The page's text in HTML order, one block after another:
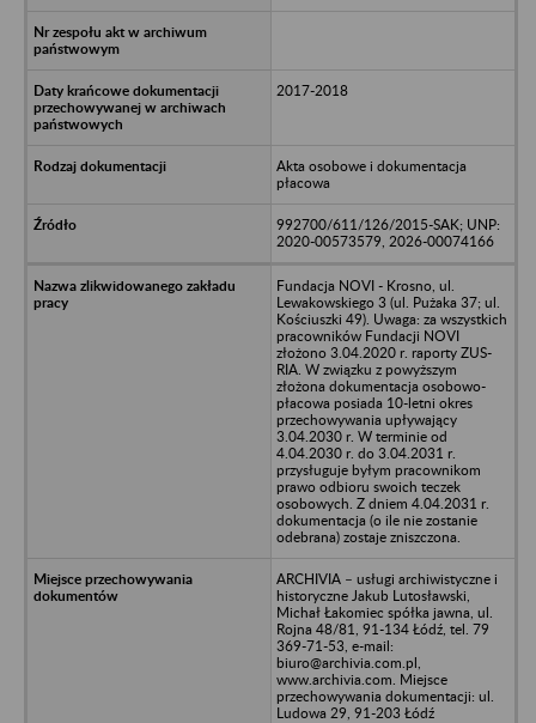
2017-2018
Akta osobowe i dokumentacja
płacowa
992700/611/126/2015-SAK; UNP:
2020-00573579, 2026-00074166
Fundacja NOVI - Krosno, ul.
Lewakowskiego 3 (ul. Pużaka 37; ul.
Kościuszki 49). Uwaga: za wszystkich
pracowników Fundacji NOVI
złożono 3.04.2020 r. raporty ZUS-
RIA. W związku z powyższym
złożona dokumentacja osobowo-
płacowa posiada 10-letni okres
przechowywania upływający
3.04.2030 r. W terminie od
4.04.2030 r. do 3.04.2031 r.
przysługuje byłym pracownikom
prawo odbioru swoich teczek
osobowych. Z dniem 4.04.2031 r.
dokumentacja (o ile nie zostanie
odebrana) zostaje zniszczona.
ARCHIVIA – usługi archiwistyczne i
historyczne Jakub Lutosławski,
Michał Łakomiec spółka jawna, ul.
Rojna 48/81, 91-134 Łódź, tel. 79
369-71-53, e-mail:
biuro@archivia.com.pl,
www.archivia.com. Miejsce
przechowywania dokumentacji: ul.
Ludowa 29, 91-203 Łódź